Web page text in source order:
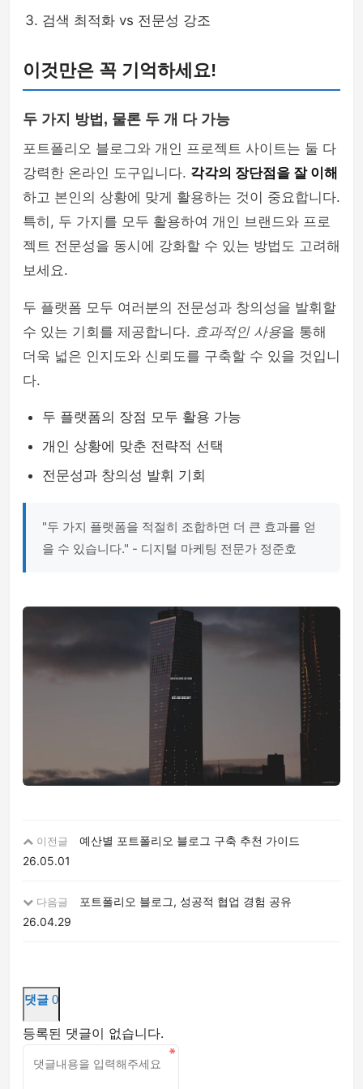
검색 최적화 vs 전문성 강조
이것만은 꼭 기억하세요!
두 가지 방법, 물론 두 개 다 가능
포트폴리오 블로그와 개인 프로젝트 사이트는 둘 다
강력한 온라인 도구입니다. 각각의 장단점을 잘 이해
하고 본인의 상황에 맞게 활용하는 것이 중요합니다.
특히, 두 가지를 모두 활용하여 개인 브랜드와 프로
젝트 전문성을 동시에 강화할 수 있는 방법도 고려해
보세요.
두 플랫폼 모두 여러분의 전문성과 창의성을 발휘할
수 있는 기회를 제공합니다. 효과적인 사용을 통해
더욱 넓은 인지도와 신뢰도를 구축할 수 있을 것입니
다.
두 플랫폼의 장점 모두 활용 가능
개인 상황에 맞춘 전략적 선택
전문성과 창의성 발휘 기회
"두 가지 플랫폼을 적절히 조합하면 더 큰 효과를 얻
을 수 있습니다." - 디지털 마케팅 전문가 정준호
이전글
예산별 포트폴리오 블로그 구축 추천 가이드
26.05.01
다음글
포트폴리오 블로그, 성공적 협업 경험 공유
26.04.29
댓글 0
등록된 댓글이 없습니다.